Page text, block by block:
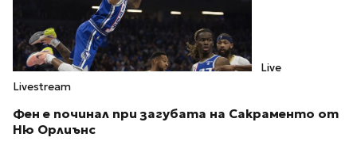
Live
Livestream
Фен е починал при загубата на Сакраменто от
Ню Орлиънс